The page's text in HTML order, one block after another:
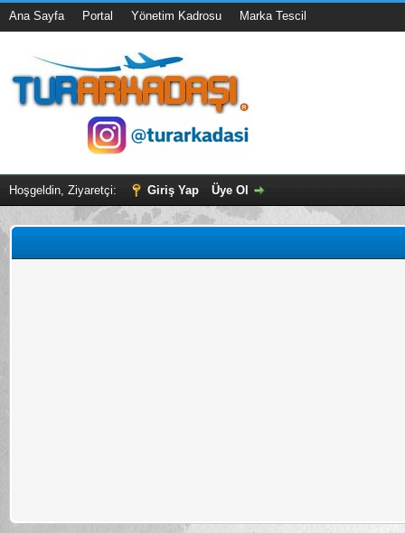
Ana Sayfa Portal Yönetim Kadrosu Marka Tescil
Hoşgeldin, Ziyaretçi: Giriş Yap Üye Ol